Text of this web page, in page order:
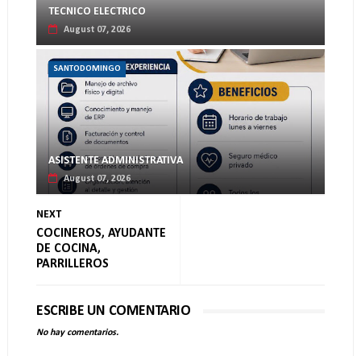
TECNICO ELECTRICO
August 07, 2026
SANTODOMINGO
ASISTENTE ADMINISTRATIVA
August 07, 2026
NEXT
COCINEROS, AYUDANTE
DE COCINA,
PARRILLEROS
ESCRIBE UN COMENTARIO
No hay comentarios.